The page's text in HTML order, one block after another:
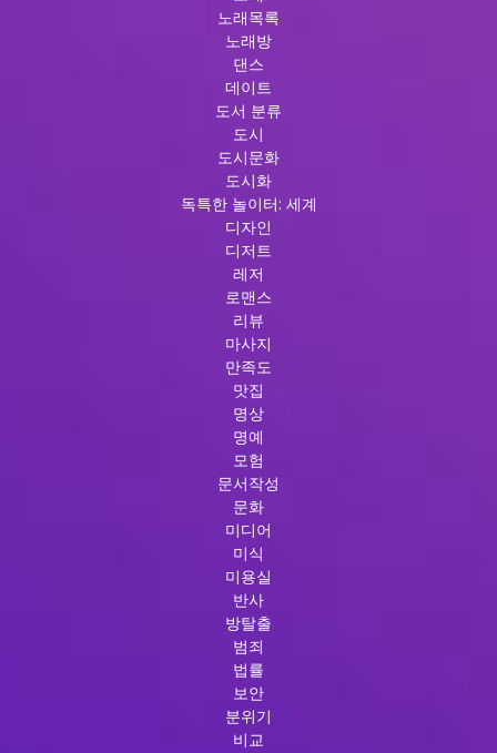
노래목록
노래방
댄스
데이트
도서 분류
도시
도시문화
도시화
독특한 놀이터: 세계
디자인
디저트
레저
로맨스
리뷰
마사지
만족도
맛집
명상
명예
모험
문서작성
문화
미디어
미식
미용실
반사
방탈출
범죄
법률
보안
분위기
비교